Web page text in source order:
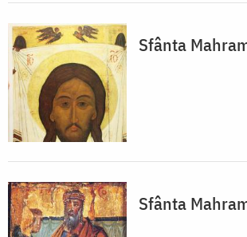
Sfânta
Sfânta